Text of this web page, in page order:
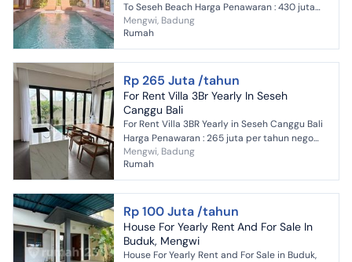
To Seseh Beach Harga Penawaran : 430 juta
per tahun Jenis Properti : Villa Alamat : Jl
Babadan Mungg...
Mengwi, Badung
Rumah
Rp 265 Juta /tahun
For Rent Villa 3Br Yearly In Seseh
Canggu Bali
For Rent Villa 3BR Yearly in Seseh Canggu Bali
Harga Penawaran : 265 juta per tahun nego
Jenis Properti : 2 unit Brand New Villa Alamat :
Seseh Mu...
Mengwi, Badung
Rumah
Rp 100 Juta /tahun
House For Yearly Rent And For Sale In
Buduk, Mengwi
House For Yearly Rent and For Sale in Buduk,